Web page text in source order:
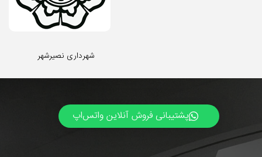
شهرداری نصیرشهر
پشتیبانی فروش آنلاین واتس‌اپ